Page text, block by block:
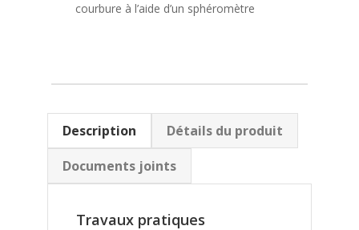
courbure à l’aide d’un sphéromètre
Description
Détails du produit
Documents joints
Travaux pratiques